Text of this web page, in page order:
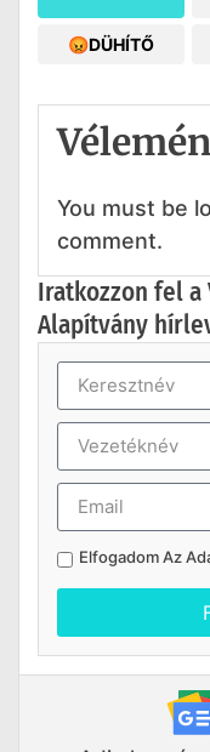
😡DÜHÍTŐ
You must be
comment.
Iratkozzon fel a
Alapítvány
Elfogadom Az